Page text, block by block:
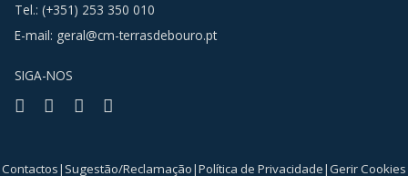
Tel.: (+351) 253 350 010
E-mail: geral@cm-terrasdebouro.pt
SIGA-NOS
Facebook
Youtube
Instagram
Contactos| Sugestão/Reclamação|Política de Privacidade|Gerir Cookies